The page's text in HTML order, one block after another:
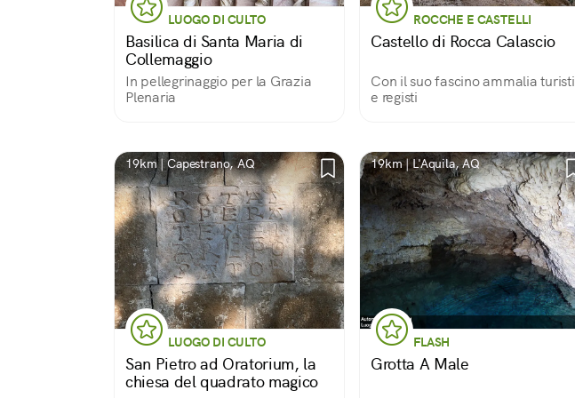
LUOGO DI CULTO
Basilica di Santa Maria di
Collemaggio
In pellegrinaggio per la Grazia
Plenaria
ROCCHE E CASTELLI
Castello di Rocca Calascio
Con il suo fascino ammalia turisti
e registi
19km | Capestrano, AQ
LUOGO DI CULTO
San Pietro ad Oratorium, la
chiesa del quadrato magico
19km | L'Aquila, AQ
FLASH
Grotta A Male